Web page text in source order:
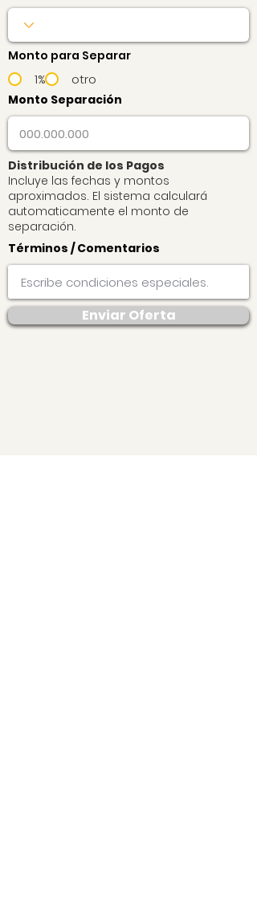
Monto para Separar
1% otro
Monto Separación
Distribución de los Pagos
Incluye las fechas y montos
aproximados. El sistema calculará
automaticamente el monto de
separación.
Términos / Comentarios
Enviar Oferta